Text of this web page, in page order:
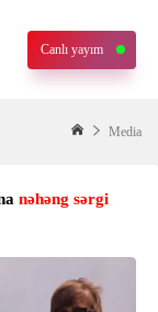
Canlı yayım
Media
nəhəng sərgi